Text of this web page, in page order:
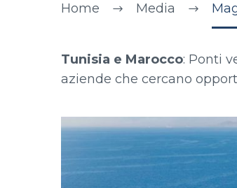
Home Media
Tunisia e Marocco: Ponti
aziende che cercano